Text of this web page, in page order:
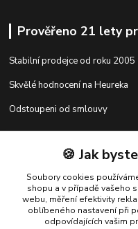
Prověřeno 21 lety
Stabilní prodejce od roku 2005
Skvělé hodnocení na Heureka
Odstoupeni od smlouvy
Kontakty
shop@racing-tuning-
🍪 Jak
Soubory cookies
shopu a v případě vašeho
webu, měření efektivity
oblíbeného nastavení při
odpovídajících vašim